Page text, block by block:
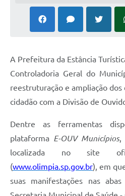
A Prefeitura da Estância
Controladoria Geral do
reestruturação e ampliação dos
cidadão com a Divisão de
Dentre as ferramentas
plataforma E-OUV Municípios,
localizada no site
(www.olimpia.sp.gov.br), em
suas manifestações nas